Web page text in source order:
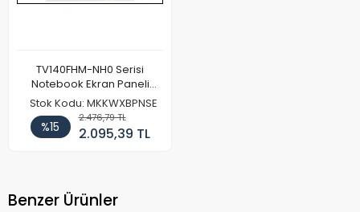
TV140FHM-NH0 Serisi
Notebook Ekran Paneli
(FHD)
Stok Kodu: MKKWXBPNSE
%15
2.476,79 TL
2.095,39 TL
Benzer Ürünler